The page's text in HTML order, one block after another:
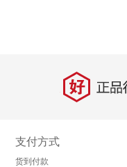
好 正品行
支付方式
货到付款